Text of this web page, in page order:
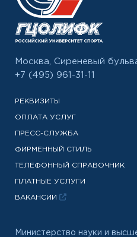
Москва, Сиреневый
+7 (495) 961-31-11
РЕКВИЗИТЫ
ОПЛАТА УСЛУГ
ПРЕСС-СЛУЖБА
ФИРМЕННЫЙ СТИЛЬ
ТЕЛЕФОННЫЙ СПРАВОЧНИК
ПЛАТНЫЕ УСЛУГИ
ВАКАНСИИ
Министерство науки и